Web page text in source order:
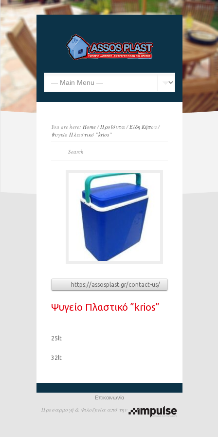
You are here: Home/ Προϊόντα/ Είδη Κήπου/
Ψυγείο Πλαστικό ”krios”
https://assosplast.gr/contact-us/
Ψυγείο Πλαστικό ”krios”
25lt
32lt
Επικοινωνία
Προσαρμογή & Φιλοξενία από την